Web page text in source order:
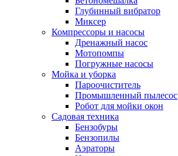
Глубинный вибратор
Миксер
Компрессоры и насосы
Дренажный насос
Мотопомпы
Погружные насосы
Мойка и уборка
Пароочиститель
Промышленный пылесос
Робот для мойки окон
Садовая техника
Бензобуры
Бензопилы
Аэраторы